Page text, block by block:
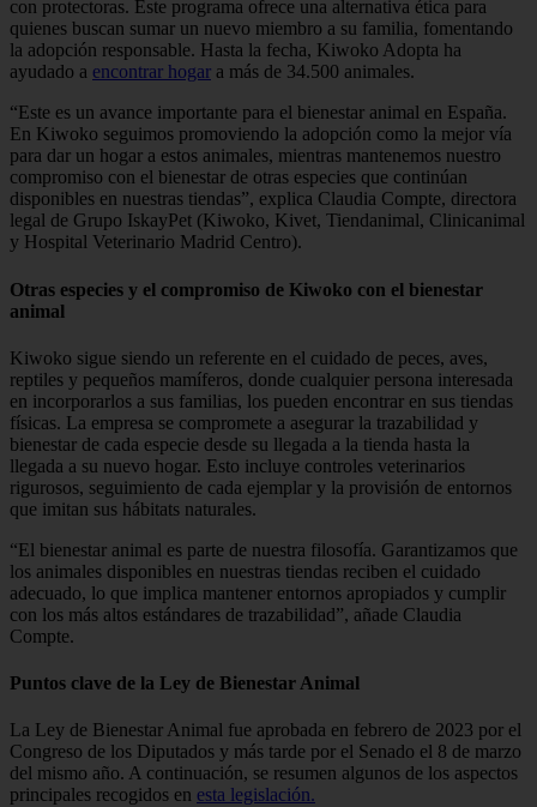
con protectoras. Este programa ofrece una alternativa ética para
quienes buscan sumar un nuevo miembro a su familia, fomentando
la adopción responsable. Hasta la fecha, Kiwoko Adopta ha
ayudado a encontrar hogar a más de 34.500 animales.
“Este es un avance importante para el bienestar animal en España.
En Kiwoko seguimos promoviendo la adopción como la mejor vía
para dar un hogar a estos animales, mientras mantenemos nuestro
compromiso con el bienestar de otras especies que continúan
disponibles en nuestras tiendas”, explica Claudia Compte, directora
legal de Grupo IskayPet (Kiwoko, Kivet, Tiendanimal, Clinicanimal
y Hospital Veterinario Madrid Centro).
Otras especies y el compromiso de Kiwoko con el bienestar
animal
Kiwoko sigue siendo un referente en el cuidado de peces, aves,
reptiles y pequeños mamíferos, donde cualquier persona interesada
en incorporarlos a sus familias, los pueden encontrar en sus tiendas
físicas. La empresa se compromete a asegurar la trazabilidad y
bienestar de cada especie desde su llegada a la tienda hasta la
llegada a su nuevo hogar. Esto incluye controles veterinarios
rigurosos, seguimiento de cada ejemplar y la provisión de entornos
que imitan sus hábitats naturales.
“El bienestar animal es parte de nuestra filosofía. Garantizamos que
los animales disponibles en nuestras tiendas reciben el cuidado
adecuado, lo que implica mantener entornos apropiados y cumplir
con los más altos estándares de trazabilidad”, añade Claudia
Compte.
Puntos clave de la Ley de Bienestar Animal
La Ley de Bienestar Animal fue aprobada en febrero de 2023 por el
Congreso de los Diputados y más tarde por el Senado el 8 de marzo
del mismo año. A continuación, se resumen algunos de los aspectos
principales recogidos en esta legislación.